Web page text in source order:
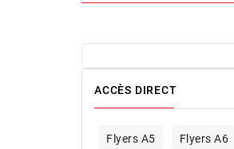
ACCÈS DIRECT
Flyers A5 Flyers A6